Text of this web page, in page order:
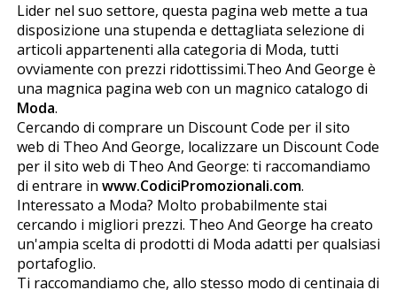
Lider nel suo settore, questa pagina web mette a tua
disposizione una stupenda e dettagliata selezione di
articoli appartenenti alla categoria di Moda, tutti
ovviamente con prezzi ridottissimi.Theo And George è
una magnifica pagina web con un magnifico catalogo di
Moda.
Cercando di comprare un Discount Code per il sito
web di Theo And George, localizzare un Discount Code
per il sito web di Theo And George: ti raccomandiamo
di entrare in www.CodiciPromozionali.com.
Interessato a Moda? Molto probabilmente stai
cercando i migliori prezzi. Theo And George ha creato
un'ampia scelta di prodotti di Moda adatti per qualsiasi
portafoglio.
Ti raccomandiamo che, allo stesso modo di centinaia di